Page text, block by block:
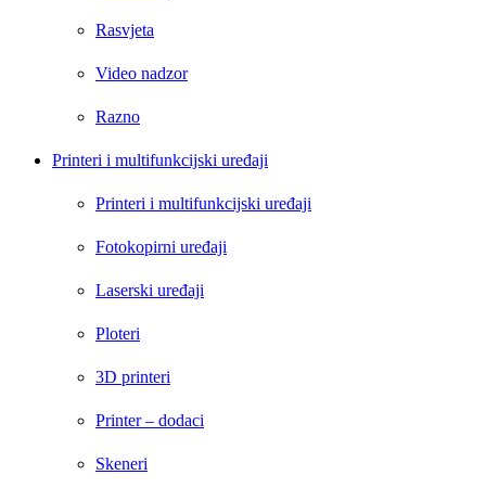
Rasvjeta
Video nadzor
Razno
Printeri i multifunkcijski uređaji
Printeri i multifunkcijski uređaji
Fotokopirni uređaji
Laserski uređaji
Ploteri
3D printeri
Printer – dodaci
Skeneri